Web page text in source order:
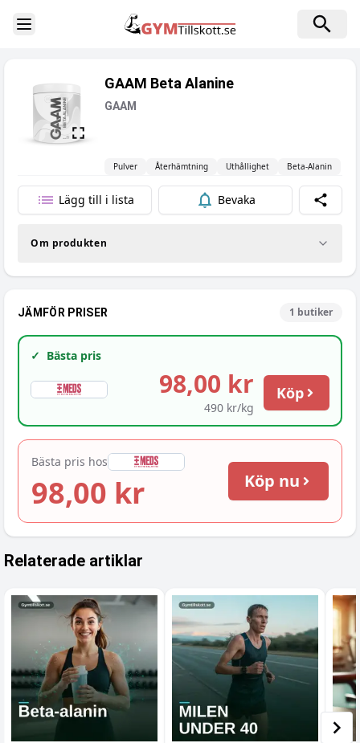
Toggle Sidebar
GAAM Beta Alanine
GAAM
Pulver Återhämtning Uthållighet Beta-Alanin
Lägg till i lista Bevaka Dela
Om produkten
JÄMFÖR PRISER 1 butiker
✓ Bästa pris
98,00 kr
490 kr/kg
Köp
Bästa pris hos
98,00 kr Köp nu
Relaterade artiklar